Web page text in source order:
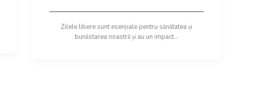
Zilele libere sunt esențiale pentru sănătatea și
bunăstarea noastră și au un impact...